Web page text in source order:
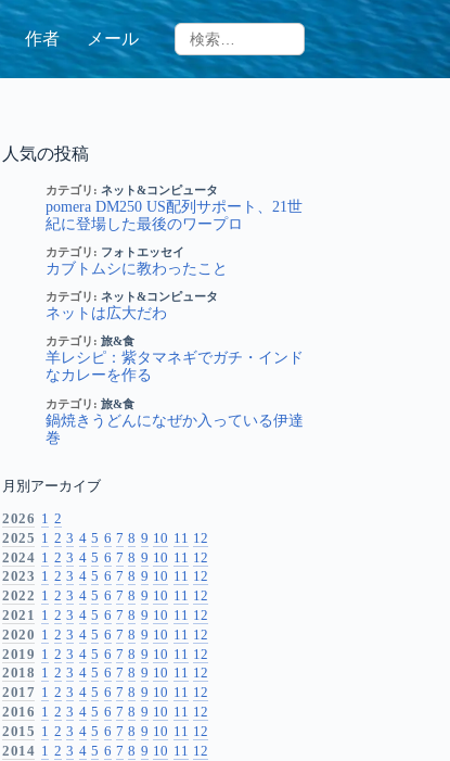
作者 メール
人気の投稿
pomera DM250 US配列サポート、21世
紀に登場した最後のワープロ
カテゴリ:ネット&コンピュータ
カブトムシに教わったこと
カテゴリ: フォトエッセイ
ネットは広大だわ
カテゴリ:ネット&コンピュータ
羊レシピ：紫タマネギでガチ・インド
なカレーを作る
カテゴリ:旅&食
鍋焼きうどんになぜか入っている伊達
巻
カテゴリ:旅&食
月別アーカイブ
2026 1 2
2025 1 2 3 4 5 6 7 8 9 10 11 12
2024 1 2 3 4 5 6 7 8 9 10 11 12
2023 1 2 3 4 5 6 7 8 9 10 11 12
2022 1 2 3 4 5 6 7 8 9 10 11 12
2021 1 2 3 4 5 6 7 8 9 10 11 12
2020 1 2 3 4 5 6 7 8 9 10 11 12
2019 1 2 3 4 5 6 7 8 9 10 11 12
2018 1 2 3 4 5 6 7 8 9 10 11 12
2017 1 2 3 4 5 6 7 8 9 10 11 12
2016 1 2 3 4 5 6 7 8 9 10 11 12
2015 1 2 3 4 5 6 7 8 9 10 11 12
2014 1 2 3 4 5 6 7 8 9 10 11 12